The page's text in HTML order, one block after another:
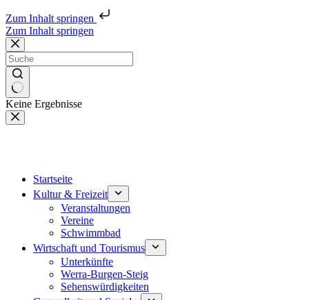
Zum Inhalt springen
Zum Inhalt springen
Keine Ergebnisse
Startseite
Kultur & Freizeit
Veranstaltungen
Vereine
Schwimmbad
Wirtschaft und Tourismus
Unterkünfte
Werra-Burgen-Steig
Sehenswürdigkeiten